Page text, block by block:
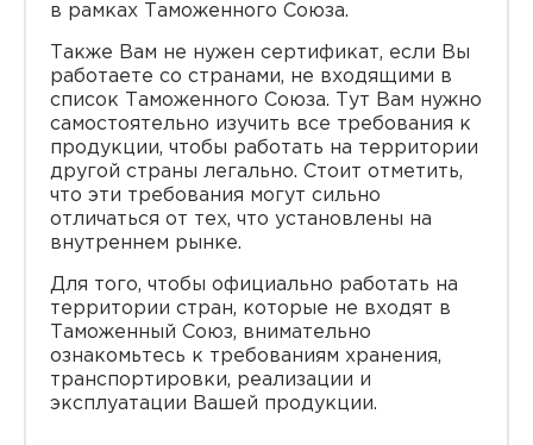
в рамках Таможенного Союза.
Также Вам не нужен сертификат, если Вы
работаете со странами, не входящими в
список Таможенного Союза. Тут Вам нужно
самостоятельно изучить все требования к
продукции, чтобы работать на территории
другой страны легально. Стоит отметить,
что эти требования могут сильно
отличаться от тех, что установлены на
внутреннем рынке.
Для того, чтобы официально работать на
территории стран, которые не входят в
Таможенный Союз, внимательно
ознакомьтесь к требованиям хранения,
транспортировки, реализации и
эксплуатации Вашей продукции.